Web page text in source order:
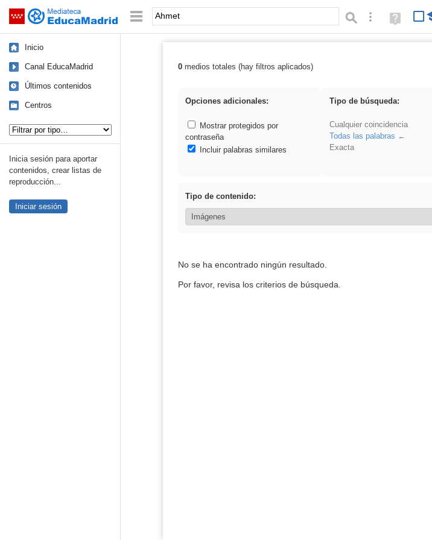
Saltar navegación Palabra o frase: Búsqueda avanzada
Ayuda
(en
Inicio
Canal EducaMadrid
Últimos contenidos
Centros
Inicia sesión para aportar
contenidos, crear listas de
reproducción...
Iniciar sesión
Resultados de: Ahmet
0medios totales (hay filtros aplicados)
Opciones adicionales:
Mostrar protegidos por
contraseña
Incluir palabras similares
Tipo de búsqueda:
Cualquier coincidencia
Todas las palabras
Exacta
Tipo de contenido:
No se ha encontrado ningún resultado.
Por favor, revisa los criterios de búsqueda.